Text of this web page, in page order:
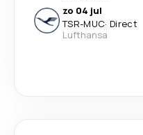
zo 04 jul
TSR-MUC· Direct
Lufthansa